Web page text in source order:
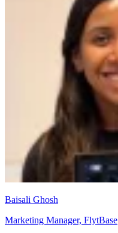
Baisali Ghosh
Marketing Manager, FlytBase